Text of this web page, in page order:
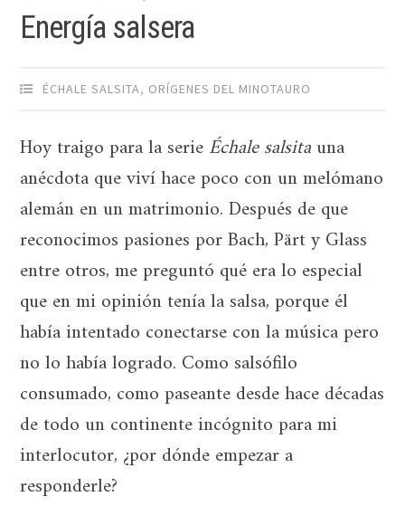
Energía salsera
ÉCHALE SALSITA, ORÍGENES DEL MINOTAURO
Hoy traigo para la serieÉchale salsitauna
anécdota que viví hace poco con un melómano
alemán en un matrimonio. Después de que
reconocimos pasiones por Bach, Pärt y Glass
entre otros, me preguntó qué era lo especial
que en mi opinión tenía la salsa, porque él
había intentado conectarse con la música pero
no lo había logrado. Como salsófilo
consumado, como paseante desde hace décadas
de todo un continente incógnito para mi
interlocutor, ¿por dónde empezar a
responderle?